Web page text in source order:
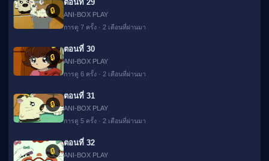
🔒
ตอนที่ 29
ANI-BOX PLAY
การดู 7 ครั้ง · 2 เดือนที่ผ่านมา
🔒
ตอนที่ 30
ANI-BOX PLAY
การดู 6 ครั้ง · 2 เดือนที่ผ่านมา
🔒
ตอนที่ 31
ANI-BOX PLAY
การดู 5 ครั้ง · 2 เดือนที่ผ่านมา
🔒
ตอนที่ 32
ANI-BOX PLAY